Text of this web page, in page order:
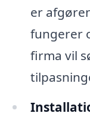
er
fungerer
firma vil